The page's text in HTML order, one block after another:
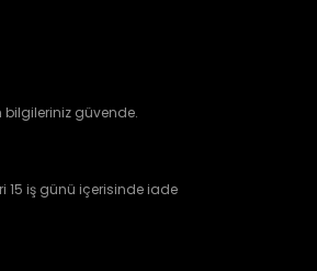
bilgileriniz güvende.
15 iş günü içerisinde iade